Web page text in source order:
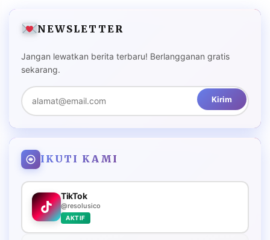
NEWSLETTER
Jangan lewatkan berita terbaru! Berlangganan gratis
sekarang.
Kirim
IKUTI KAMI
TikTok
@resolusico
AKTIF